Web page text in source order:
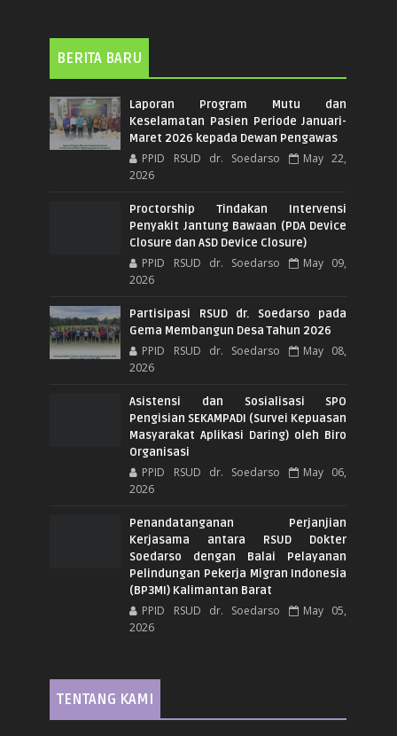
BERITA BARU
Laporan Program Mutu dan
Keselamatan Pasien Periode Januari-
Maret 2026 kepada Dewan Pengawas
PPID RSUD dr. Soedarso
May 22,
2026
Proctorship Tindakan Intervensi
Penyakit Jantung Bawaan (PDA Device
Closure dan ASD Device Closure)
PPID RSUD dr. Soedarso
May 09,
2026
Partisipasi RSUD dr. Soedarso pada
Gema Membangun Desa Tahun 2026
PPID RSUD dr. Soedarso
May 08,
2026
Asistensi dan Sosialisasi SPO
Pengisian SEKAMPADI (Survei Kepuasan
Masyarakat Aplikasi Daring) oleh Biro
Organisasi
PPID RSUD dr. Soedarso
May 06,
2026
Penandatanganan Perjanjian
Kerjasama antara RSUD Dokter
Soedarso dengan Balai Pelayanan
Pelindungan Pekerja Migran Indonesia
(BP3MI) Kalimantan Barat
PPID RSUD dr. Soedarso
May 05,
2026
TENTANG KAMI